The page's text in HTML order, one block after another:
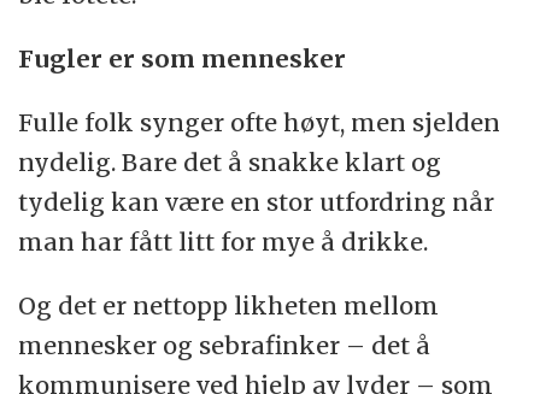
Fugler er som mennesker
Fulle folk synger ofte høyt, men sjelden
nydelig. Bare det å snakke klart og
tydelig kan være en stor utfordring når
man har fått litt for mye å drikke.
Og det er nettopp likheten mellom
mennesker og sebrafinker – det å
kommunisere ved hjelp av lyder – som